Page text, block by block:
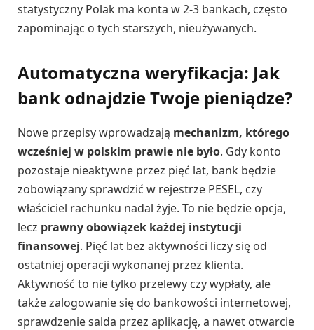
statystyczny Polak ma konta w 2-3 bankach, często
zapominając o tych starszych, nieużywanych.
Automatyczna weryfikacja: Jak
bank odnajdzie Twoje pieniądze?
Nowe przepisy wprowadzają mechanizm, którego
wcześniej w polskim prawie nie było. Gdy konto
pozostaje nieaktywne przez pięć lat, bank będzie
zobowiązany sprawdzić w rejestrze PESEL, czy
właściciel rachunku nadal żyje. To nie będzie opcja,
lecz prawny obowiązek każdej instytucji
finansowej. Pięć lat bez aktywności liczy się od
ostatniej operacji wykonanej przez klienta.
Aktywność to nie tylko przelewy czy wypłaty, ale
także zalogowanie się do bankowości internetowej,
sprawdzenie salda przez aplikację, a nawet otwarcie